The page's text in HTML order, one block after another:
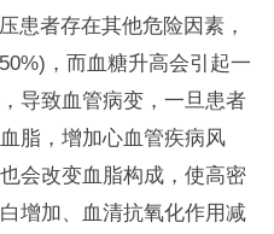
患者存在其他危险因素，
，而血糖升高会引起一
导致血管病变，一旦患者
脂，增加心血管疾病风
会改变血脂构成，使高密
增加、血清抗氧化作用减